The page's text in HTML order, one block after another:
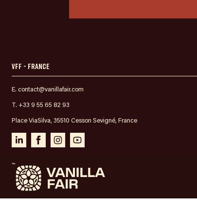
VFF - France
E. contact@vanillafair.com
T. +33 9 55 65 82 93
Place ViaSilva, 35510 Cesson Sevigné, France